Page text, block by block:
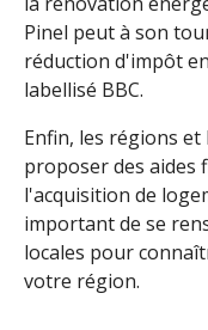
Pinel peut à son
réduction d'impôt
labellisé BBC.
Enfin, les régions
proposer des aides
l'acquisition de
important de se
locales pour
votre région.